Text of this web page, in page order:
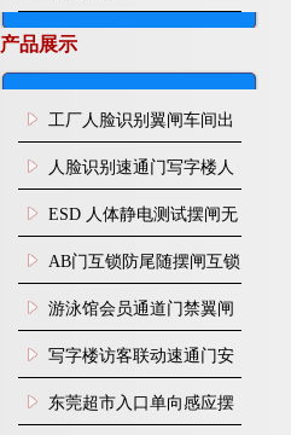
产品展示
工厂人脸识别翼闸车间出
入口人行通道门禁
人脸识别速通门写字楼人
行通道闸门禁设备
ESD 人体静电测试摆闸无
尘车间防静电闸机
AB门互锁防尾随摆闸互锁
闸机
游泳馆会员通道门禁翼闸
写字楼访客联动速通门安
装
东莞超市入口单向感应摆